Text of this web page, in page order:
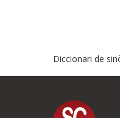
Diccionari de